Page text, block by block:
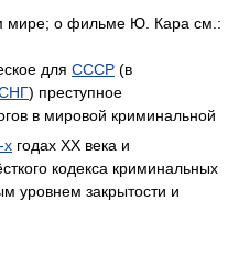
мире; о фильме Ю. Кара см.:
для СССР (в
) преступное
в мировой криминальной
х годах XX века и
кодекса криминальных
уровнем закрытости и